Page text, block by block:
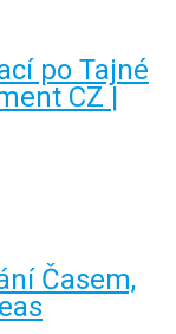
po Tajné
CZ |
Časem,